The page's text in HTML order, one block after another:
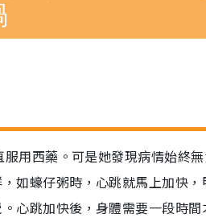
用西藥。可是她發現病情始終
如蠔仔粥時，心跳就馬上加快
心跳加快後，身體需要一段時